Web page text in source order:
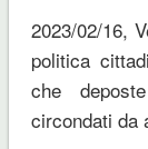
2023/02/16,
politica
che
circondati da